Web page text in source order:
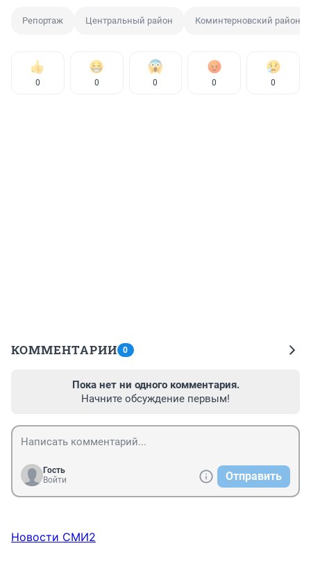
Репортаж Центральный район Коминтерновский район
0 0 0 0 0
КОММЕНТАРИИ 0
Пока нет ни одного комментария.
Начните обсуждение первым!
Гость
Войти
Отправить
Новости СМИ2